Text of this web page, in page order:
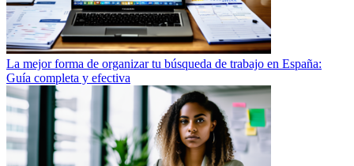
La mejor forma de organizar tu búsqueda de trabajo en España:
Guía completa y efectiva